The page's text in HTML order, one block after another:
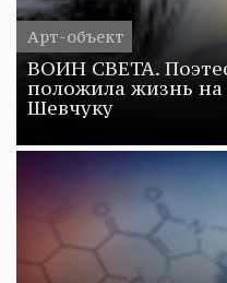
Арт-объект
ВОИН СВЕТА.
положила жизнь на
Шевчуку